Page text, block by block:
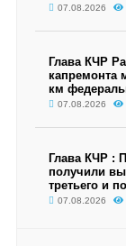
07.08.2026
Глава КЧР
капремонта
км
07.08.2026
Глава КЧР :
получили
третьего и
07.08.2026